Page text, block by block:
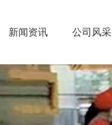
-企业文化
>企业文化
-荣誉资质
-镀铝锌卷
>镀铝锌卷
-屋顶瓦
新闻资讯
-行业动态
>行业动态
公司风采
-人才理念
>人才理念